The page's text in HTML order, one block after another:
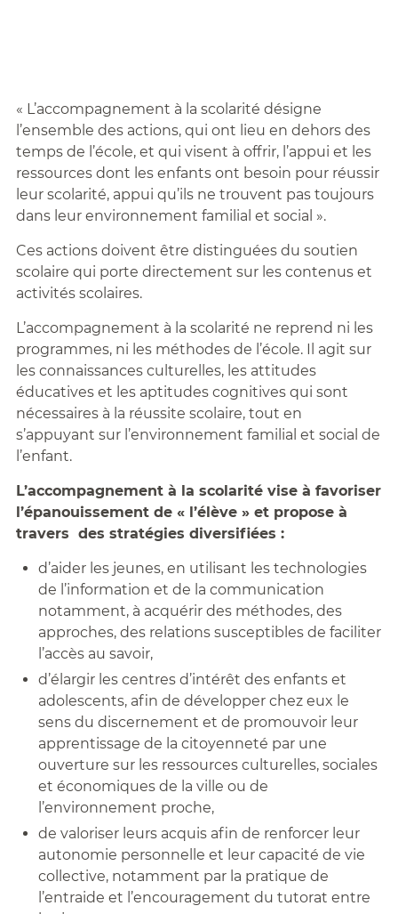
« L’accompagnement à la scolarité désigne
l’ensemble des actions, qui ont lieu en dehors des
temps de l’école, et qui visent à offrir, l’appui et les
ressources dont les enfants ont besoin pour réussir
leur scolarité, appui qu’ils ne trouvent pas toujours
dans leur environnement familial et social ».
Ces actions doivent être distinguées du soutien
scolaire qui porte directement sur les contenus et
activités scolaires.
L’accompagnement à la scolarité ne reprend ni les
programmes, ni les méthodes de l’école. Il agit sur
les connaissances culturelles, les attitudes
éducatives et les aptitudes cognitives qui sont
nécessaires à la réussite scolaire, tout en
s’appuyant sur l’environnement familial et social de
l’enfant.
L’accompagnement à la scolarité vise à favoriser
l’épanouissement de « l’élève » et propose à
travers des stratégies diversifiées :
d’aider les jeunes, en utilisant les technologies
de l’information et de la communication
notamment, à acquérir des méthodes, des
approches, des relations susceptibles de faciliter
l’accès au savoir,
d’élargir les centres d’intérêt des enfants et
adolescents, afin de développer chez eux le
sens du discernement et de promouvoir leur
apprentissage de la citoyenneté par une
ouverture sur les ressources culturelles, sociales
et économiques de la ville ou de
l’environnement proche,
de valoriser leurs acquis afin de renforcer leur
autonomie personnelle et leur capacité de vie
collective, notamment par la pratique de
l’entraide et l’encouragement du tutorat entre